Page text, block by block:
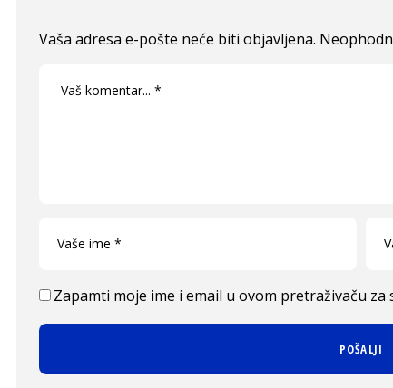
Vaša adresa e-pošte neće biti objavljena.
Zapamti moje ime i email u ovom pretraživaču za